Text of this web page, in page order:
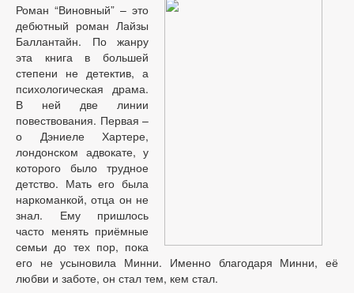
Роман “Виновный” – это
дебютный роман Лайзы
Баллантайн. По жанру
эта книга в большей
степени не детектив, а
психологическая драма.
В ней две линии
повествования. Первая –
о Дэниеле Хартере,
лондонском адвокате, у
которого было трудное
детство. Мать его была
наркоманкой, отца он не
знал. Ему пришлось
часто менять приёмные
семьи до тех пор, пока
его не усыновила Минни. Именно благодаря Минни, её
любви и заботе, он стал тем, кем стал.